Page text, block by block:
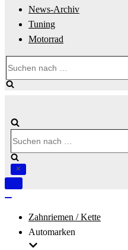
News-Archiv
Tuning
Motorrad
nach …
nach …
Navigation
Zahnriemen / Kette
Automarken